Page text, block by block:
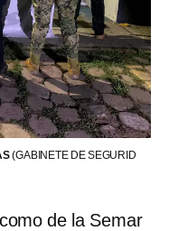
(GABINETE DE SEGURID
de la Semar